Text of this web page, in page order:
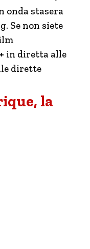
onda stasera
Se non siete
in diretta alle
dirette
la